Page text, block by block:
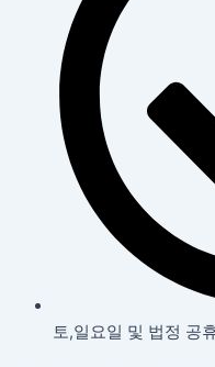
토,일요일 및 법정 공